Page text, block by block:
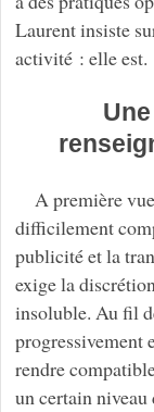
Laurent insiste
activité : elle est.
A première
difficilement
publicité et la
exige la
insoluble. Au fil
progressivement
rendre
un certain niveau